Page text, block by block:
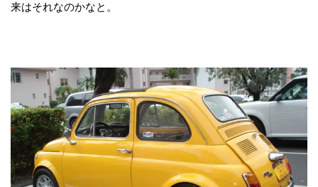
来はそれなのかなと。